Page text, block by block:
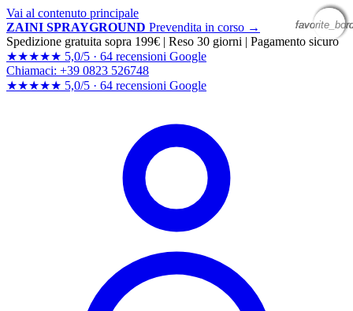
Vai al contenuto principale
ZAINI SPRAYGROUND Prevendita in corso →
Spedizione gratuita sopra 199€ | Reso 30 giorni | Pagamento sicuro
★★★★★ 5,0/5 · 64 recensioni Google
Chiamaci: +39 0823 526748
★★★★★ 5,0/5 · 64 recensioni Google